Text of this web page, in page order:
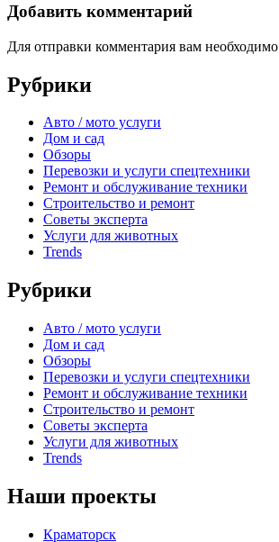
Добавить комментарий
Для отправки комментария вам необходимо
Рубрики
Авто / мото услуги
Дом и сад
Обзоры
Перевозки и услуги спецтехники
Ремонт и обслуживание техники
Строительство и ремонт
Советы эксперта
Услуги для животных
Trends
Рубрики
Авто / мото услуги
Дом и сад
Обзоры
Перевозки и услуги спецтехники
Ремонт и обслуживание техники
Строительство и ремонт
Советы эксперта
Услуги для животных
Trends
Наши проекты
Краматорск